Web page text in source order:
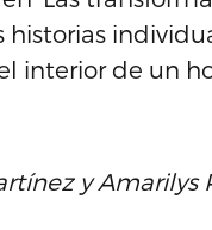
historias
interior de un
y Amarilys